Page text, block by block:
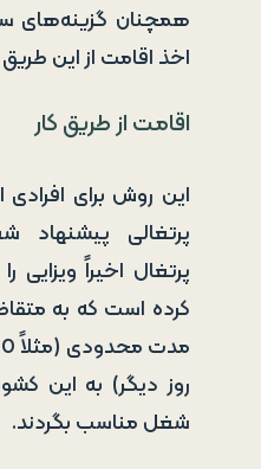
همچنان گزینه‌های
اخذ اقامت از این
اقامت از طریق کار
این روش برای
پرتغالی پیشنهاد
پرتغال اخیراً ویزایی
کرده است که به
روز دیگر) به این
شغل مناسب بگردند.